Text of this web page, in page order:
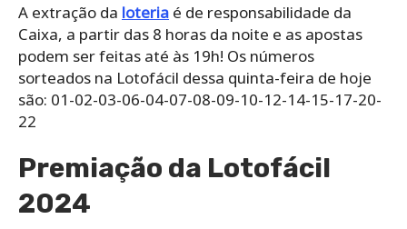
A extração da loteria é de responsabilidade da
Caixa, a partir das 8 horas da noite e as apostas
podem ser feitas até às 19h! Os números
sorteados na Lotofácil dessa quinta-feira de hoje
são: 01-02-03-06-04-07-08-09-10-12-14-15-17-20-
22
Premiação da Lotofácil
2024